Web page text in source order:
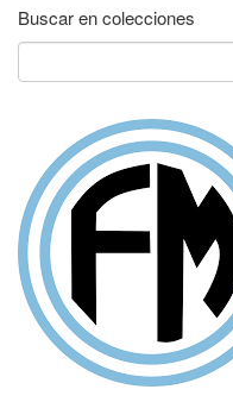
Buscar en colecciones